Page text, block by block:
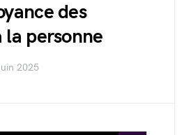
des
la personne
2025